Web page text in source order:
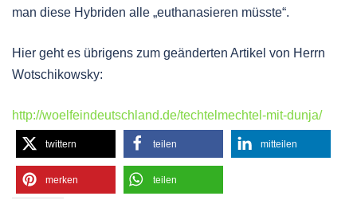
man diese Hybriden alle „euthanasieren müsste“.
Hier geht es übrigens zum geänderten Artikel von Herrn
Wotschikowsky:
http://woelfeindeutschland.de/techtelmechtel-mit-dunja/
twittern teilen mitteilen
merken teilen